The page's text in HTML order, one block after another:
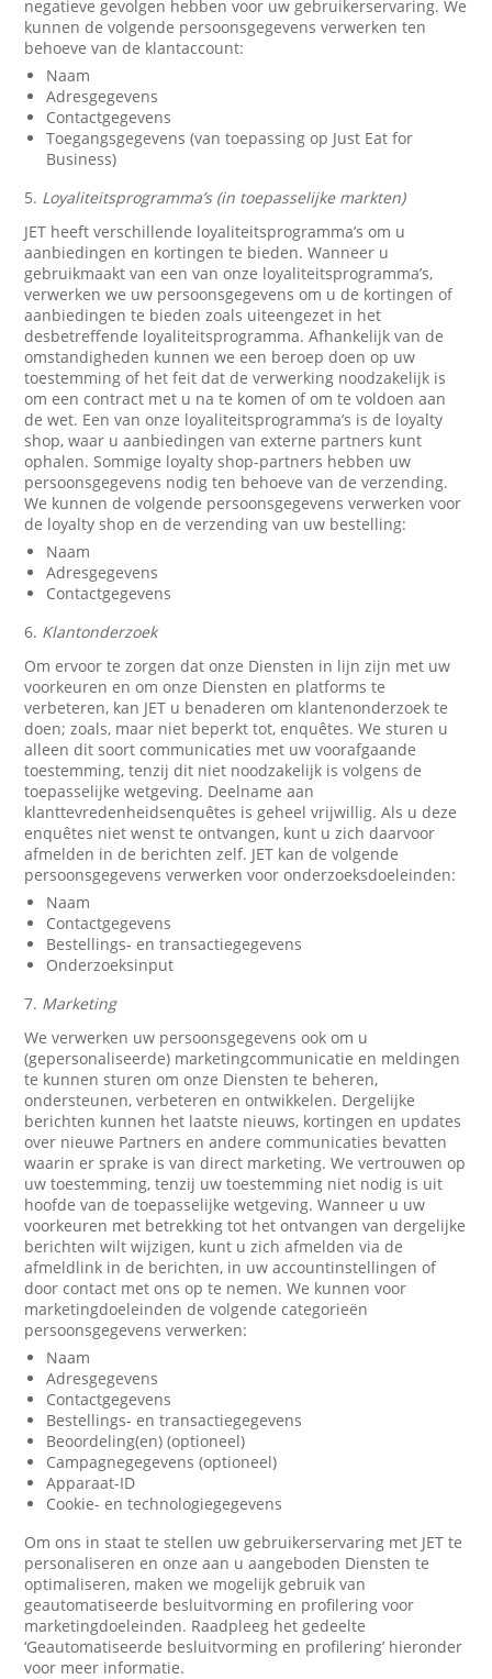
negatieve gevolgen hebben voor uw gebruikerservaring. We
kunnen de volgende persoonsgegevens verwerken ten
behoeve van de klantaccount:
Naam
Adresgegevens
Contactgegevens
Toegangsgegevens (van toepassing op Just Eat for
Business)
5. Loyaliteitsprogramma’s (in toepasselijke markten)
JET heeft verschillende loyaliteitsprogramma’s om u
aanbiedingen en kortingen te bieden. Wanneer u
gebruikmaakt van een van onze loyaliteitsprogramma’s,
verwerken we uw persoonsgegevens om u de kortingen of
aanbiedingen te bieden zoals uiteengezet in het
desbetreffende loyaliteitsprogramma. Afhankelijk van de
omstandigheden kunnen we een beroep doen op uw
toestemming of het feit dat de verwerking noodzakelijk is
om een contract met u na te komen of om te voldoen aan
de wet. Een van onze loyaliteitsprogramma’s is de loyalty
shop, waar u aanbiedingen van externe partners kunt
ophalen. Sommige loyalty shop-partners hebben uw
persoonsgegevens nodig ten behoeve van de verzending.
We kunnen de volgende persoonsgegevens verwerken voor
de loyalty shop en de verzending van uw bestelling:
Naam
Adresgegevens
Contactgegevens
6. Klantonderzoek
Om ervoor te zorgen dat onze Diensten in lijn zijn met uw
voorkeuren en om onze Diensten en platforms te
verbeteren, kan JET u benaderen om klantenonderzoek te
doen; zoals, maar niet beperkt tot, enquêtes. We sturen u
alleen dit soort communicaties met uw voorafgaande
toestemming, tenzij dit niet noodzakelijk is volgens de
toepasselijke wetgeving. Deelname aan
klanttevredenheidsenquêtes is geheel vrijwillig. Als u deze
enquêtes niet wenst te ontvangen, kunt u zich daarvoor
afmelden in de berichten zelf. JET kan de volgende
persoonsgegevens verwerken voor onderzoeksdoeleinden:
Naam
Contactgegevens
Bestellings- en transactiegegevens
Onderzoeksinput
7. Marketing
We verwerken uw persoonsgegevens ook om u
(gepersonaliseerde) marketingcommunicatie en meldingen
te kunnen sturen om onze Diensten te beheren,
ondersteunen, verbeteren en ontwikkelen. Dergelijke
berichten kunnen het laatste nieuws, kortingen en updates
over nieuwe Partners en andere communicaties bevatten
waarin er sprake is van direct marketing. We vertrouwen op
uw toestemming, tenzij uw toestemming niet nodig is uit
hoofde van de toepasselijke wetgeving. Wanneer u uw
voorkeuren met betrekking tot het ontvangen van dergelijke
berichten wilt wijzigen, kunt u zich afmelden via de
afmeldlink in de berichten, in uw accountinstellingen of
door contact met ons op te nemen. We kunnen voor
marketingdoeleinden de volgende categorieën
persoonsgegevens verwerken:
Naam
Adresgegevens
Contactgegevens
Bestellings- en transactiegegevens
Beoordeling(en) (optioneel)
Campagnegegevens (optioneel)
Apparaat-ID
Cookie- en technologiegegevens
Om ons in staat te stellen uw gebruikerservaring met JET te
personaliseren en onze aan u aangeboden Diensten te
optimaliseren, maken we mogelijk gebruik van
geautomatiseerde besluitvorming en profilering voor
marketingdoeleinden. Raadpleeg het gedeelte
‘Geautomatiseerde besluitvorming en profilering’ hieronder
voor meer informatie.